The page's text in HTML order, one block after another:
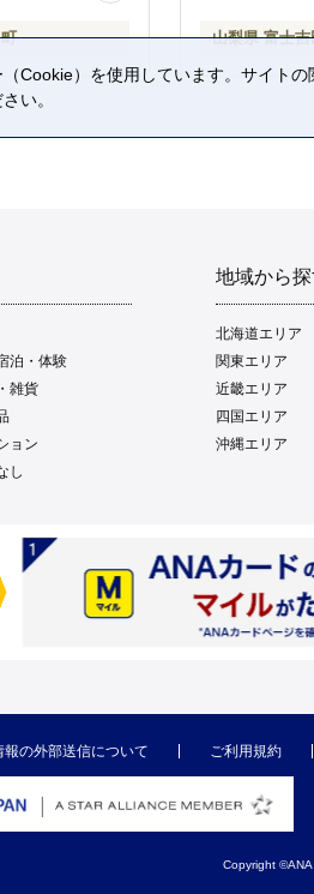
山梨県 富士吉
泊・体験
雑貨
ョン
し
地域から探
北海道エリア
関東エリア
近畿エリア
四国エリア
沖縄エリア
報の外部送信について ご利用規約
Copyright
Cookie）を使用しています。サイト
い。